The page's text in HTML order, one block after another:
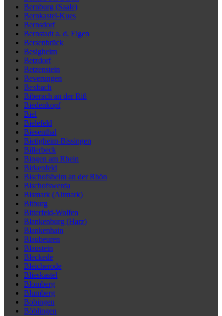
Bernburg (Saale)
Bernkastel-Kues
Bernsdorf
Bernstadt a. d. Eigen
Bersenbrück
Besigheim
Betzdorf
Betzenstein
Beverungen
Bexbach
Biberach an der Riß
Biedenkopf
Biel
Bielefeld
Biesenthal
Bietigheim-Bissingen
Billerbeck
Bingen am Rhein
Birkenfeld
Bischofsheim an der Rhön
Bischofswerda
Bismark (Altmark)
Bitburg
Bitterfeld-Wolfen
Blankenburg (Harz)
Blankenhain
Blaubeuren
Blaustein
Bleckede
Bleicherode
Blieskastel
Blomberg
Blumberg
Bobingen
Böblingen